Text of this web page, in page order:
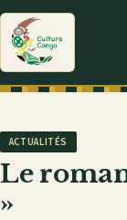
ACTUALITÉS
Le
»